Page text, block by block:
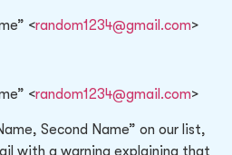
<random1234@gmail.com>
<random1234@gmail.com>
Second Name” on our list,
with a warning explaining that